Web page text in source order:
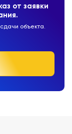
от заявки
объекта.